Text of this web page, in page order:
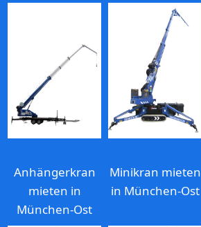
Anhängerkran
mieten in
München-Ost
Minikran mieten
in München-Ost